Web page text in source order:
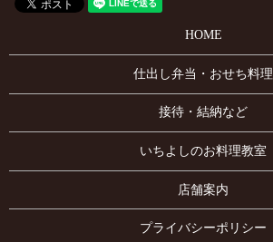
HOME
仕出し弁当・おせち料理
接待・結納など
いちよしのお料理教室
店舗案内
プライバシーポリシー